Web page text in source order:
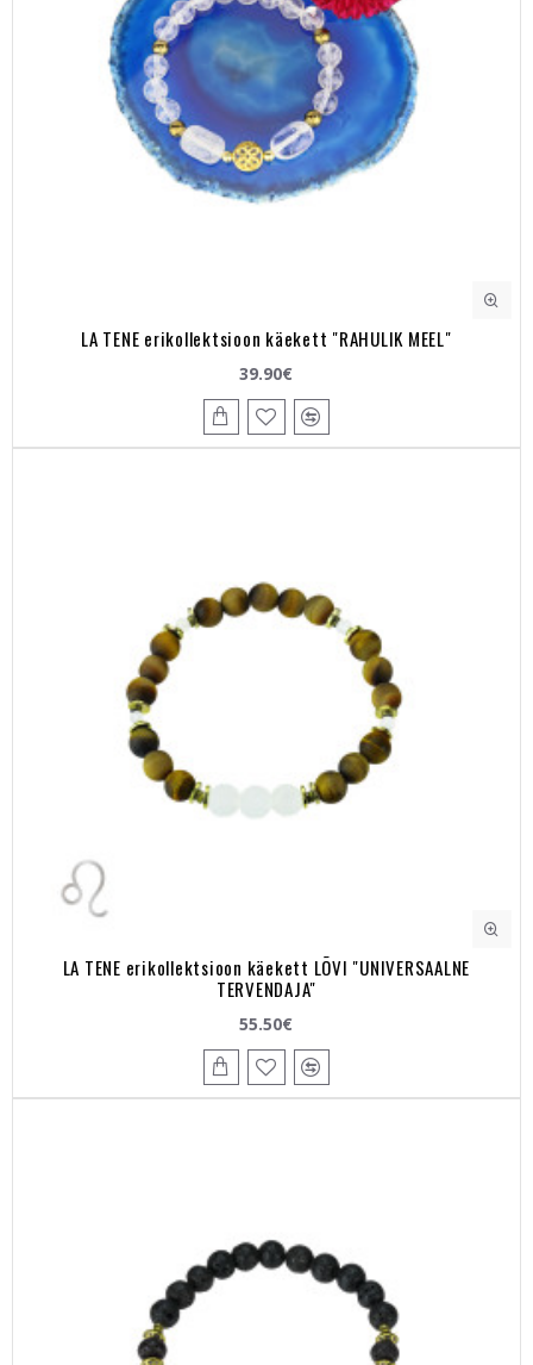
LA TENE erikollektsioon käekett "RAHULIK MEEL"
39.90€
LA TENE erikollektsioon käekett LÕVI "UNIVERSAALNE
TERVENDAJA"
55.50€